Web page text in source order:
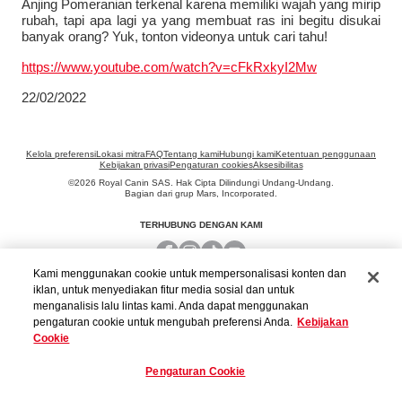
Anjing Pomeranian terkenal karena memiliki wajah yang mirip
rubah, tapi apa lagi ya yang membuat ras ini begitu disukai
banyak orang? Yuk, tonton videonya untuk cari tahu!
https://www.youtube.com/watch?v=cFkRxkyI2Mw
22/02/2022
Lokasi mitraFAQTentang kamiHubungi kamiKetentuan penggunaan
Kebijakan privasiPengaturan cookiesAksesibilitas
©2026 Royal Canin SAS. Hak Cipta Dilindungi Undang-Undang.
Bagian dari grup Mars, Incorporated.
TERHUBUNG DENGAN KAMI
Kami menggunakan cookie untuk mempersonalisasi konten dan
iklan, untuk menyediakan fitur media sosial dan untuk
menganalisis lalu lintas kami. Anda dapat menggunakan
pengaturan cookie untuk mengubah preferensi Anda.
Kebijakan
Cookie
Pengaturan Cookie